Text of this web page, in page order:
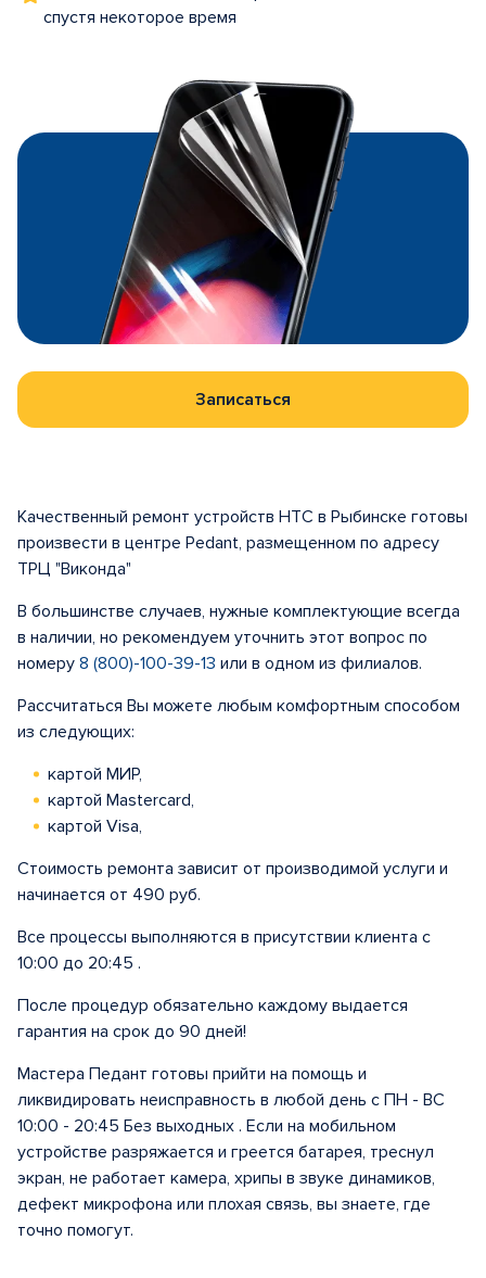
спустя некоторое время
Записаться
Качественный ремонт устройств HTC в Рыбинске готовы
произвести в центре Pedant, размещенном по адресу
ТРЦ "Виконда"
В большинстве случаев, нужные комплектующие всегда
в наличии, но рекомендуем уточнить этот вопрос по
номеру 8 (800)-100-39-13 или в одном из филиалов.
Рассчитаться Вы можете любым комфортным способом
из следующих:
картой МИР,
картой Mastercard,
картой Visa,
Стоимость ремонта зависит от производимой услуги и
начинается от 490 руб.
Все процессы выполняются в присутствии клиента с
10:00 до 20:45 .
После процедур обязательно каждому выдается
гарантия на срок до 90 дней!
Мастера Педант готовы прийти на помощь и
ликвидировать неисправность в любой день с ПН - ВС
10:00 - 20:45 Без выходных . Если на мобильном
устройстве разряжается и греется батарея, треснул
экран, не работает камера, хрипы в звуке динамиков,
дефект микрофона или плохая связь, вы знаете, где
точно помогут.